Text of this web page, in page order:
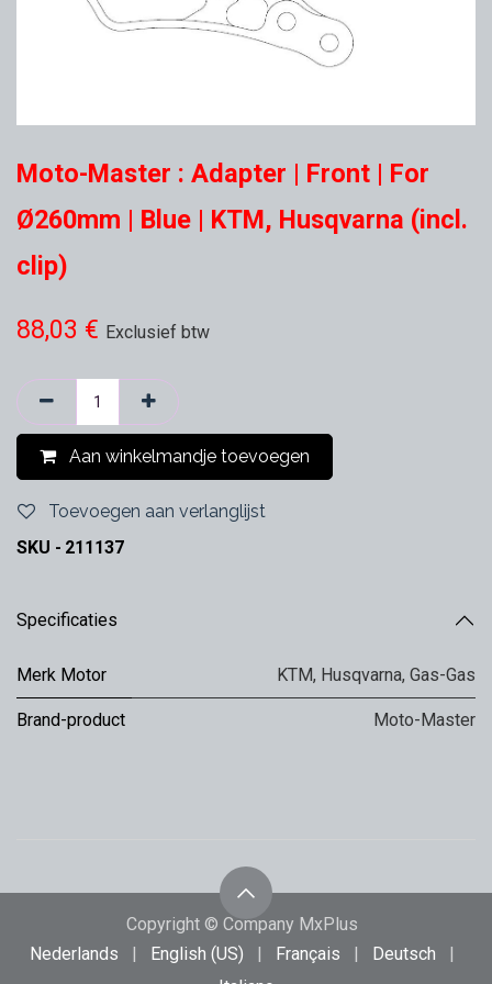
Moto-Master : Adapter | Front | For
Ø260mm | Blue | KTM, Husqvarna (incl.
clip)
88,03 € Exclusief btw
Aan winkelmandje toevoegen
Toevoegen aan verlanglijst
SKU - 211137
Specificaties
Merk Motor KTM, Husqvarna, Gas-Gas
Brand-product Moto-Master
Copyright © Company MxPlus
Nederlands
| English (US) | Français | Deutsch
|